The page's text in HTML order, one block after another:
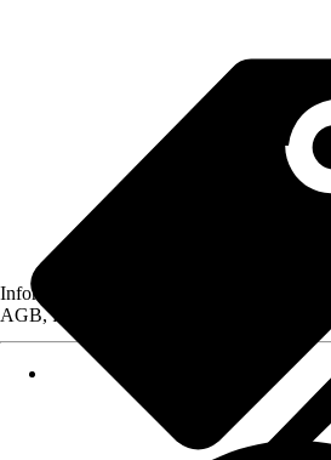
Informationen des Verkäufers, wie z. B.
AGB, finden Sie bei Klick auf den